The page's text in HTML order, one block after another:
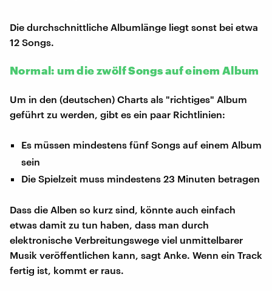
Die durchschnittliche Albumlänge liegt sonst bei etwa
12 Songs.
Normal: um die zwölf Songs auf einem Album
Um in den (deutschen) Charts als "richtiges" Album
geführt zu werden, gibt es ein paar Richtlinien:
Es müssen mindestens fünf Songs auf einem Album
sein
Die Spielzeit muss mindestens 23 Minuten betragen
Dass die Alben so kurz sind, könnte auch einfach
etwas damit zu tun haben, dass man durch
elektronische Verbreitungswege viel unmittelbarer
Musik veröffentlichen kann, sagt Anke. Wenn ein Track
fertig ist, kommt er raus.